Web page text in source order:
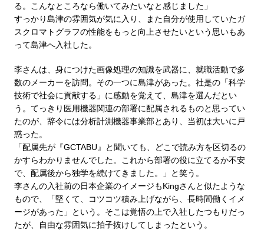
る。こんなところなら働いてみたいなと感じました」
すっかり島津の雰囲気が気に入り、また自分が使用していたガ
スクロマトグラフの性能をもっと向上させたいという思いもあ
って島津へ入社した。
李さんは、身につけた画像処理の知識を武器に、就職活動で多
数のメーカーを訪問。その一つに島津があった。社是の「科学
技術で社会に貢献する」に感動を覚えて、島津を選んだとい
う。てっきり医用機器関連の部署に配属されるものと思ってい
たのが、辞令には分析計測機器事業部とあり、当初は大いに戸
惑った。
「配属先が『GCTABU』と聞いても、どこで読み方を区切るの
かすらわかりませんでした。これから部署の役に立てるか不安
で、配属後から独学を続けてきました。」と笑う。
李さんの入社前の日本企業のイメージもKingさんと似たような
もので、「堅くて、コツコツ積み上げながら、長時間働くイメ
ージがあった」という。そこは覚悟の上で入社したつもりだっ
たが、自由な雰囲気に拍子抜けしてしまったという。